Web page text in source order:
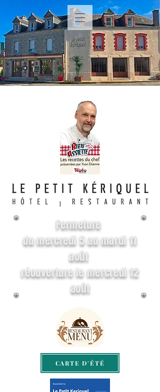
Fermeture
du mercredi 5 au mardi 11
août
réouverture le mercredi 12
août
CARTE D'ÉTÉ